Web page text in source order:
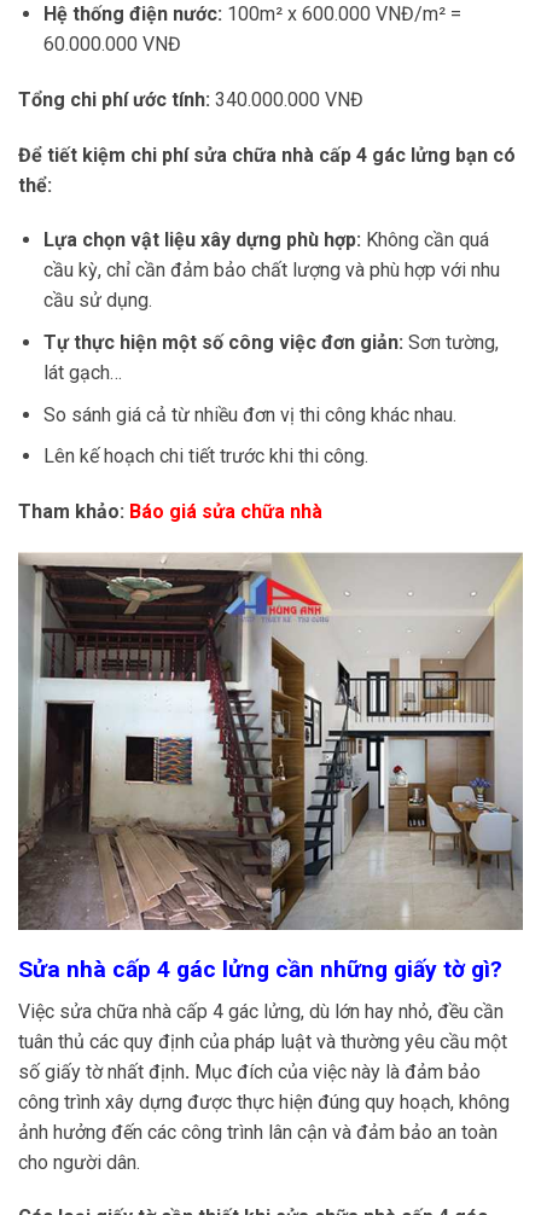
Hệ thống điện nước: 100m² x 600.000 VNĐ/m² =
60.000.000 VNĐ
Tổng chi phí ước tính: 340.000.000 VNĐ
Để tiết kiệm chi phí sửa chữa nhà cấp 4 gác lửng bạn có
thể:
Lựa chọn vật liệu xây dựng phù hợp: Không cần quá
cầu kỳ, chỉ cần đảm bảo chất lượng và phù hợp với nhu
cầu sử dụng.
Tự thực hiện một số công việc đơn giản: Sơn tường,
lát gạch…
So sánh giá cả từ nhiều đơn vị thi công khác nhau.
Lên kế hoạch chi tiết trước khi thi công.
Tham khảo: Báo giá sửa chữa nhà
Sửa nhà cấp 4 gác lửng cần những giấy tờ gì?
Việc sửa chữa nhà cấp 4 gác lửng, dù lớn hay nhỏ, đều cần
tuân thủ các quy định của pháp luật và thường yêu cầu một
số giấy tờ nhất định. Mục đích của việc này là đảm bảo
công trình xây dựng được thực hiện đúng quy hoạch, không
ảnh hưởng đến các công trình lân cận và đảm bảo an toàn
cho người dân.